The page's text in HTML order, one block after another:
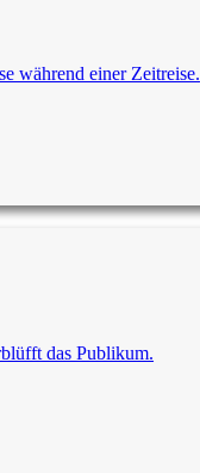
während einer Zeitreise.
das Publikum.